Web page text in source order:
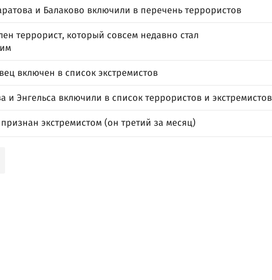
и Балаково включили в перечень террористов
террорист, который совсем недавно стал
включен в список экстремистов
и Энгельса включили в список террористов и экстремистов
экстремистом (он третий за месяц)